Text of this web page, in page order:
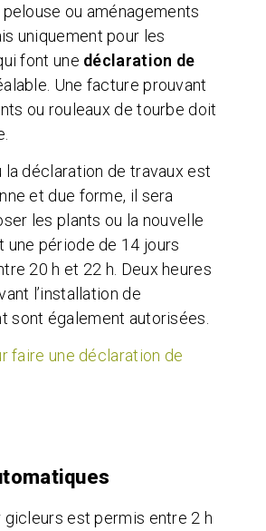
ou aménagements
uniquement pour les
font une déclaration de
Une facture prouvant
ou rouleaux de tourbe doit
la déclaration de travaux est
et due forme, il sera
les plants ou la nouvelle
une période de 14 jours
20 h et 22 h. Deux heures
l’installation de
sont également autorisées.
faire une déclaration de
gicleurs est permis entre 2 h